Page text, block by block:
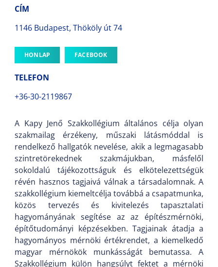
CÍM
1146 Budapest, Thököly út 74
HONLAP FACEBOOK
TELEFON
+36-30-2119867
A Kapy Jenő Szakkollégium általános célja olyan
szakmailag érzékeny, műszaki látásmóddal is
rendelkező hallgatók nevelése, akik a legmagasabb
szintretörekednek szakmájukban, másfelől
sokoldalú tájékozottságuk és elkötelezettségük
révén hasznos tagjaivá válnak a társadalomnak. A
szakkollégium kiemeltcélja továbbá a csapatmunka,
közös tervezés és kivitelezés tapasztalati
hagyományának segítése az az építészmérnöki,
építőtudományi képzésekben. Tagjainak átadja a
hagyományos mérnöki értékrendet, a kiemelkedő
magyar mérnökök munkásságát bemutassa. A
Szakkollégium külön hangsúlyt fektet a mérnöki